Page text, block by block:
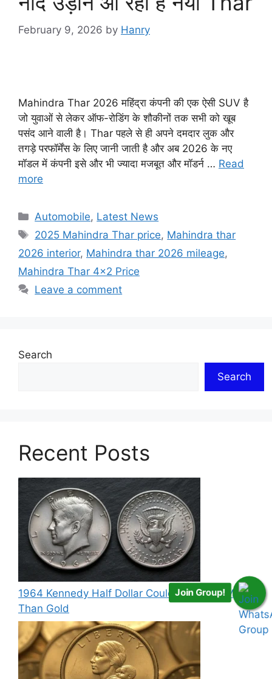
February 9, 2026 by Hanry
Mahindra Thar 2026 महिंद्रा कंपनी की एक ऐसी SUV है
जो युवाओं से लेकर ऑफ-रोडिंग के शौकीनों तक सभी को खूब
पसंद आने वाली है। Thar पहले से ही अपने दमदार लुक और
तगड़े परफॉर्मेंस के लिए जानी जाती है और अब 2026 के नए
मॉडल में कंपनी इसे और भी ज्यादा मजबूत और मॉडर्न … Read
more
Categories
Automobile, Latest News
Tags
2025 Mahindra Thar price, Mahindra thar
2026 interior, Mahindra thar 2026 mileage,
Mahindra Thar 4x2 Price
Leave a comment
Search
Search
Recent Posts
1964 Kennedy Half Dollar Could Be Worth More
Than Gold
Join Group!